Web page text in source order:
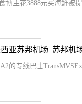
博主花3888元买海鲜被
亚苏邦机场_苏邦机
的专线巴士